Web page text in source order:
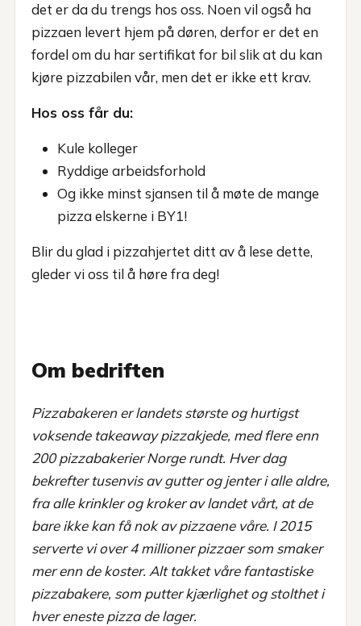
det er da du trengs hos oss. Noen vil også ha
pizzaen levert hjem på døren, derfor er det en
fordel om du har sertifikat for bil slik at du kan
kjøre pizzabilen vår, men det er ikke ett krav.
Hos oss får du:
Kule kolleger
Ryddige arbeidsforhold
Og ikke minst sjansen til å møte de mange
pizza elskerne i BY1!
Blir du glad i pizzahjertet ditt av å lese dette,
gleder vi oss til å høre fra deg!
Om bedriften
Pizzabakeren er landets største og hurtigst
voksende takeaway pizzakjede, med flere enn
200 pizzabakerier Norge rundt. Hver dag
bekrefter tusenvis av gutter og jenter i alle aldre,
fra alle krinkler og kroker av landet vårt, at de
bare ikke kan få nok av pizzaene våre. I 2015
serverte vi over 4 millioner pizzaer som smaker
mer enn de koster. Alt takket våre fantastiske
pizzabakere, som putter kjærlighet og stolthet i
hver eneste pizza de lager.